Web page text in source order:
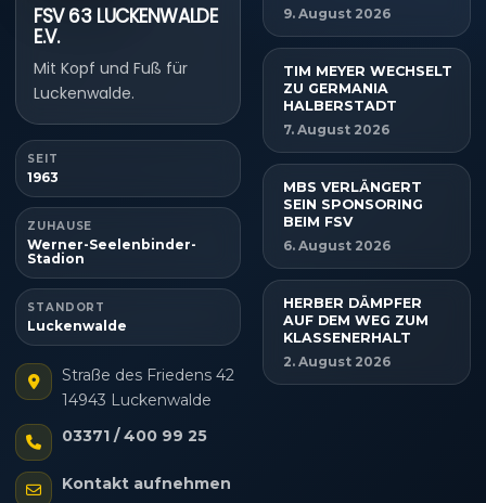
FSV 63 LUCKENWALDE
E.V.
Mit Kopf und Fuß für
Luckenwalde.
SEIT
1963
ZUHAUSE
Werner-Seelenbinder-
Stadion
STANDORT
Luckenwalde
Straße des Friedens 42
14943 Luckenwalde
03371 / 400 99 25
Kontakt aufnehmen
9. August 2026
TIM MEYER WECHSELT
ZU GERMANIA
HALBERSTADT
7. August 2026
MBS VERLÄNGERT
SEIN SPONSORING
BEIM FSV
6. August 2026
HERBER DÄMPFER
AUF DEM WEG ZUM
KLASSENERHALT
2. August 2026